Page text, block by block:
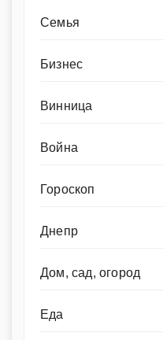
Cемья
Бизнес
Винница
Война
Гороскоп
Днепр
Дом, сад, огород
Еда